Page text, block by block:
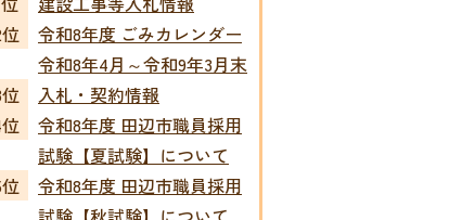
令和8年度 ごみカレンダー
令和8年4月～令和9年3月末
入札・契約情報
令和8年度 田辺市職員採用
試験【夏試験】について
令和8年度 田辺市職員採用